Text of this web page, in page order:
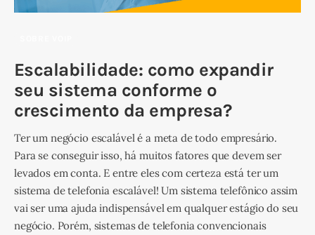
Escalabilidade: como expandir
seu sistema conforme o
crescimento da empresa?
Ter um negócio escalável é a meta de todo empresário.
Para se conseguir isso, há muitos fatores que devem ser
levados em conta. E entre eles com certeza está ter um
sistema de telefonia escalável! Um sistema telefônico assim
vai ser uma ajuda indispensável em qualquer estágio do seu
negócio. Porém, sistemas de telefonia convencionais